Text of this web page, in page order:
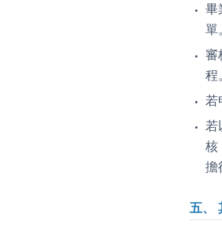
畢
單
審
程
若
若
核
擔
五、